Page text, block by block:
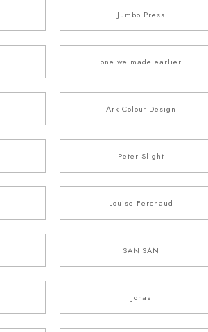
Jumbo Press
one we made earlier
Ark Colour Design
Peter Slight
Louise Ferchaud
SAN SAN
Jonas